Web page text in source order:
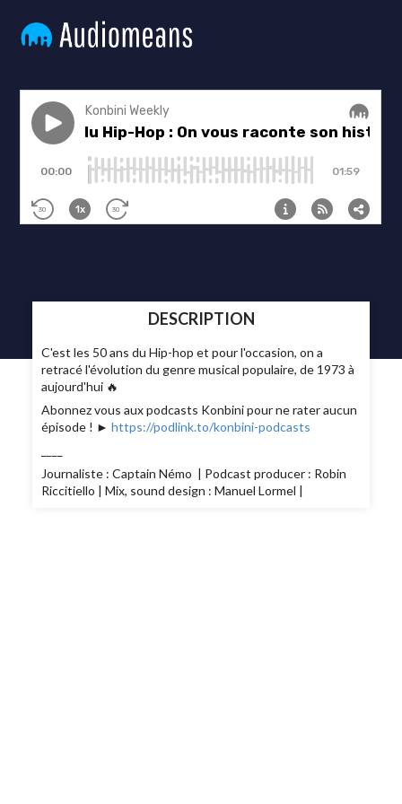
DESCRIPTION
C'est les 50 ans du Hip-hop et pour l'occasion, on a
retracé l'évolution du genre musical populaire, de 1973 à
aujourd'hui 🔥
Abonnez vous aux podcasts Konbini pour ne rater aucun
épisode ! ►https://podlink.to/konbini-podcasts
Journaliste : Captain Némo | Podcast producer : Robin
Riccitiello | Mix, sound design : Manuel Lormel |